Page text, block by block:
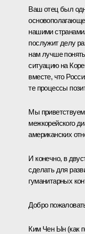
Ваш отец был
нашими
послужит делу
нам лучше
ситуацию на
вместе, что
те процессы
Мы
межкорейского
американских
И конечно, в
сделать для
гуманитарных
Добро
Ким Чен Ын (как